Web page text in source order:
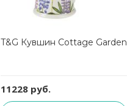
T&G Кувшин Cottage Garden
11228 руб.